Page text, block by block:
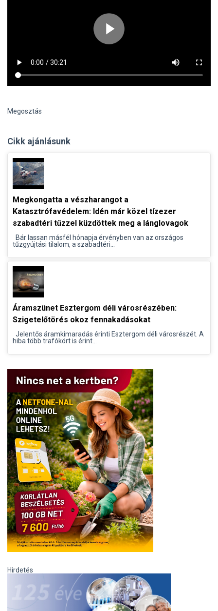
Megosztás
Cikk ajánlásunk
Megkongatta a vészharangot a
Katasztrófavédelem: Idén már közel tízezer
szabadtéri tűzzel küzdöttek meg a lánglovagok
Bár lassan másfél hónapja érvényben van az országos
tűzgyújtási tilalom, a szabadtéri...
Áramszünet Esztergom déli városrészében:
Szigetelőtörés okoz fennakadásokat
Jelentős áramkimaradás érinti Esztergom déli városrészét. A
hiba több trafókört is érint...
Hirdetés